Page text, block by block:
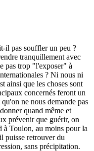
il pas souffler un peu ?
tranquillement avec
pas trop "l'exposer" à
? Ni nous ni
ainsi que les choses sont
concernés feront un
ne nous demande pas
quand même et
prévenir que guérir, on
à Toulon, au moins pour la
puisse retrouver du
sans précipitation.